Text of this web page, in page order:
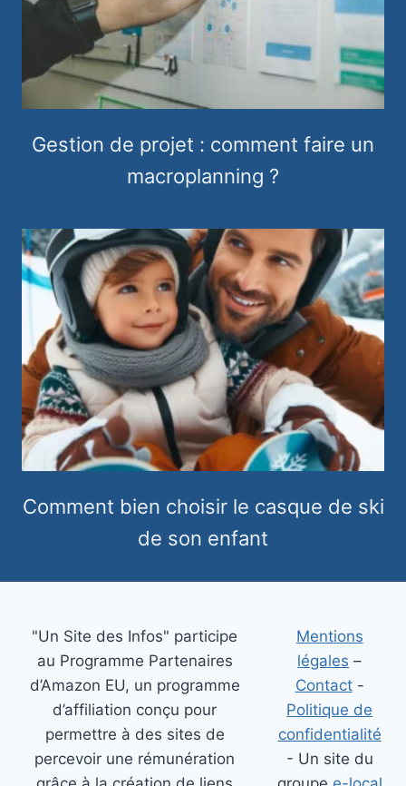
Gestion de projet : comment faire un
macroplanning ?
Comment bien choisir le casque de ski
de son enfant
"Un Site des Infos" participe
au Programme Partenaires
d’Amazon EU, un programme
d’affiliation conçu pour
permettre à des sites de
percevoir une rémunération
Mentions
légales –
Contact-
Politique de
confidentialité
- Un site du